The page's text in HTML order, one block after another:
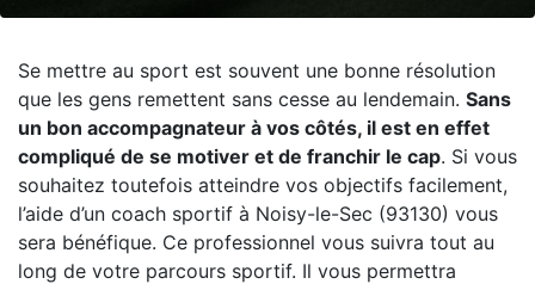
Se mettre au sport est souvent une bonne résolution
que les gens remettent sans cesse au lendemain. Sans
un bon accompagnateur à vos côtés, il est en effet
compliqué de se motiver et de franchir le cap. Si vous
souhaitez toutefois atteindre vos objectifs facilement,
l’aide d’un coach sportif à Noisy-le-Sec (93130) vous
sera bénéfique. Ce professionnel vous suivra tout au
long de votre parcours sportif. Il vous permettra